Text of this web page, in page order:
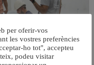
majors del barri de Sant Antoni
per oferir-vos
les vostres preferències
ho tot", accepteu
podeu visitar